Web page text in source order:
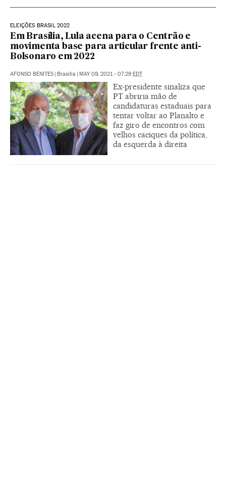
ELEIÇÕES BRASIL 2022
Em Brasília, Lula acena para o Centrão e
movimenta base para articular frente anti-
Bolsonaro em 2022
AFONSO BENITES Brasília MAY 09, 2021 - 07:29 EDT
Ex-presidente sinaliza que
PT abriria mão de
candidaturas estaduais para
tentar voltar ao Planalto e
faz giro de encontros com
velhos caciques da política,
da esquerda à direita